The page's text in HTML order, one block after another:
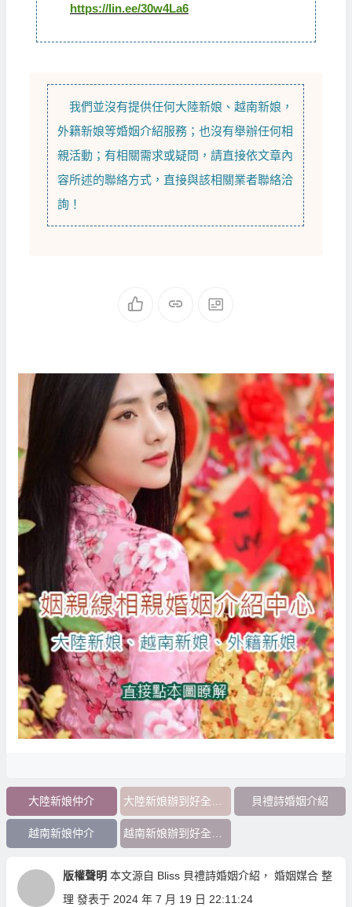
https://lin.ee/30w4La6
我們並沒有提供任何大陸新娘 、越南新娘 ，
外籍新娘等婚姻介紹服務；也沒有舉辦任何相
親活動；有相關需求或疑問，請直接依文章內
容所述的聯絡方式，直接與該相關業者聯絡洽
詢！
大陸新娘仲介 大陸新娘辦到好全部花費 貝禮詩婚姻介紹
越南新娘仲介 越南新娘辦到好全部花費
版權聲明 本文源自 Bliss 貝禮詩婚姻介紹 ， 婚姻媒合整
理 發表于 2024 年 7 月 19 日 22:11:24